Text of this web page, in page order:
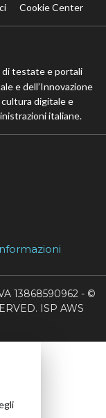
Cookie Center
di testate e portali
e dell’Innovazione
digitale e
italiane.
13868590962 - ©
ISP AWS